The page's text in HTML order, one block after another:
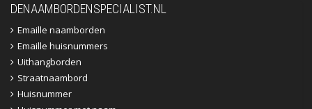
DENAAMBORDENSPECIALIST.NL
Emaille naamborden
Emaille huisnummers
Uithangborden
Straatnaambord
Huisnummer